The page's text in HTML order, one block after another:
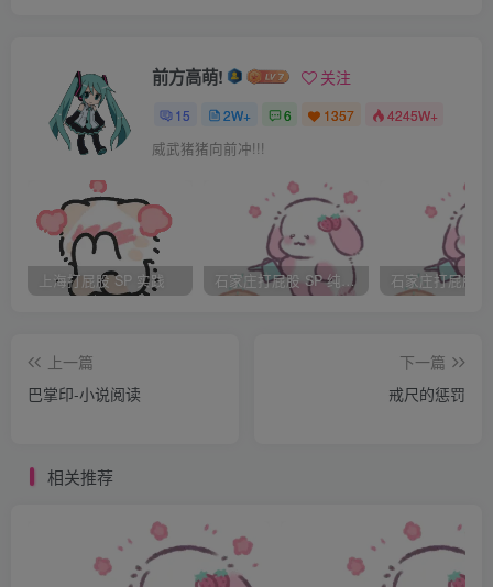
证你有饭吃，有房子住，而不确定的爱情给不了这些。
和喜欢的人牵手散步会很浪漫，没有手牵就学会自己微笑着
欣赏风景。
此充满光明。
前方高萌! 关注
15 2W+ 6 1357 4245W+
威武猪猪向前冲!!!
上海打屁股 SP 实践 石家庄打屁股 SP 纯实践
上一篇
巴掌印-小说阅读
下一篇
戒尺的惩罚
相关推荐